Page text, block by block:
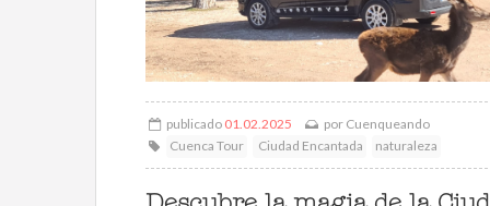
publicado 01.02.2025 por Cuenqueando
Cuenca Tour
Ciudad Encantada naturaleza